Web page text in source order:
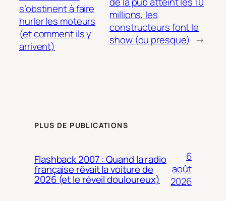
s’obstinent à faire
hurler les moteurs
(et comment ils y
arrivent)
millions, les
constructeurs font le
show (ou presque) →
PLUS DE PUBLICATIONS
Flashback 2007 : Quand la radio
française rêvait la voiture de
2026 (et le réveil douloureux)
6
août
2026